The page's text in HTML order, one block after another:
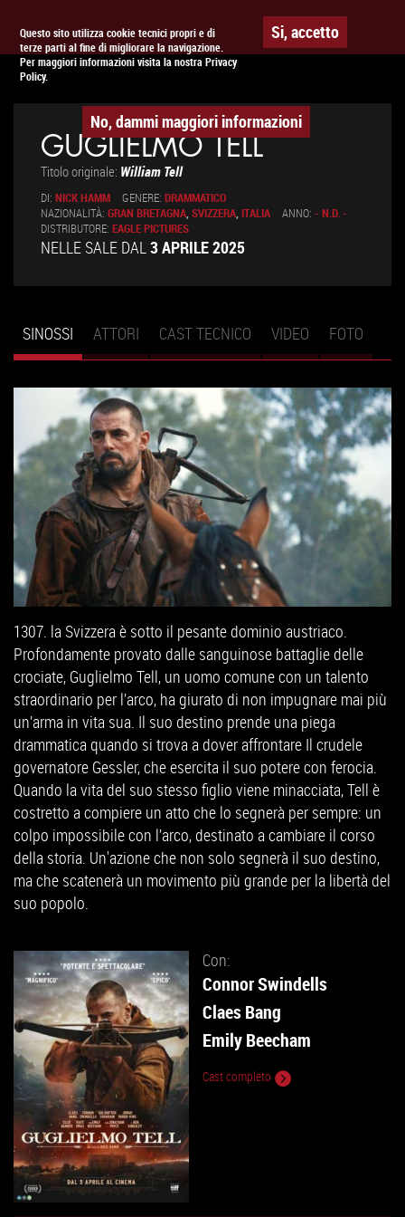
Questo sito utilizza cookie tecnici propri e di
terze parti al fine di migliorare la navigazione.
Per maggiori informazioni visita la nostra Privacy
Policy.
Si, accetto
No, dammi maggiori informazioni
APPUNTAMENTO AL CINEMA
GUGLIELMO TELL
Titolo originale: William Tell
DI: NICK HAMM GENERE: DRAMMATICO
NAZIONALITÀ: GRAN BRETAGNA,SVIZZERA,ITALIA ANNO: - N.D. -
DISTRIBUTORE: EAGLE PICTURES
NELLE SALE DAL3 APRILE 2025
Schede primarie
SINOSSI (SCHEDA
ATTIVA)
ATTORI CAST TECNICO VIDEO FOTO
1307. la Svizzera è sotto il pesante dominio austriaco.
Profondamente provato dalle sanguinose battaglie delle
crociate, Guglielmo Tell, un uomo comune con un talento
straordinario per l’arco, ha giurato di non impugnare mai più
un’arma in vita sua. Il suo destino prende una piega
drammatica quando si trova a dover affrontare Il crudele
governatore Gessler, che esercita il suo potere con ferocia.
Quando la vita del suo stesso figlio viene minacciata, Tell è
costretto a compiere un atto che lo segnerà per sempre: un
colpo impossibile con l’arco, destinato a cambiare il corso
della storia. Un'azione che non solo segnerà il suo destino,
ma che scatenerà un movimento più grande per la libertà del
suo popolo.
Con:
Connor Swindells
Claes Bang
Emily Beecham
Cast completo